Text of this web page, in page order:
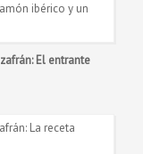
El entrante